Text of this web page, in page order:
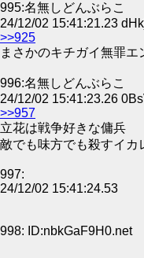
995:名無しどんぶらこ
24/12/02 15:41:21.23
>>925
まさかのキチガイ無罪
996:名無しどんぶらこ
24/12/02 15:41:23.26
>>957
立花は戦争好きな傭兵
敵でも味方でも殺すイカ
997:
24/12/02 15:41:24.53
998: ID:nbkGaF9H0.net